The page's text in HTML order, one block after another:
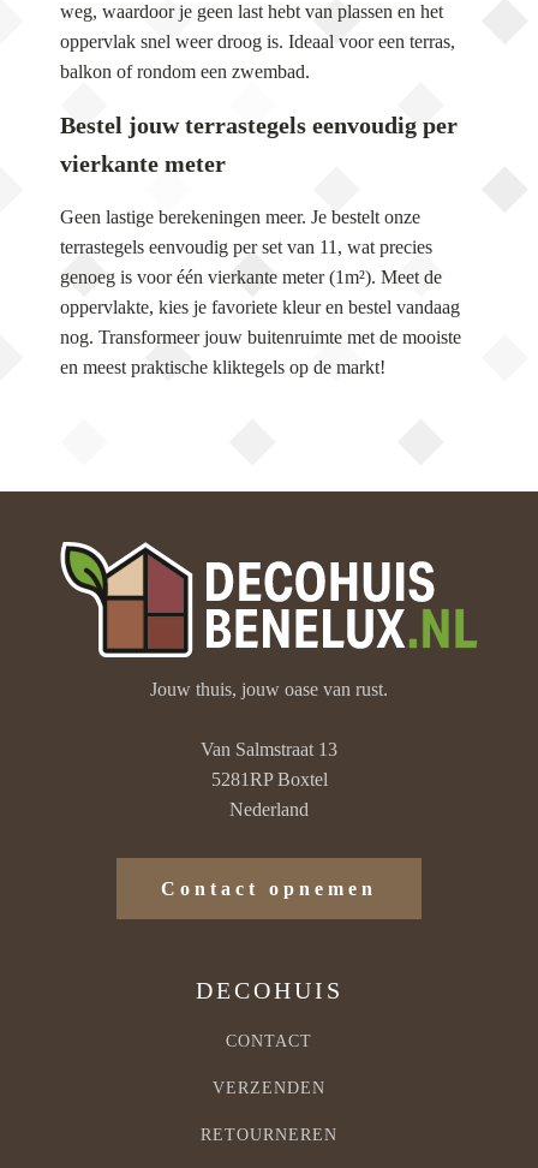
weg, waardoor je geen last hebt van plassen en het
oppervlak snel weer droog is. Ideaal voor een terras,
balkon of rondom een zwembad.
Bestel jouw terrastegels eenvoudig per
vierkante meter
Geen lastige berekeningen meer. Je bestelt onze
terrastegels eenvoudig per set van 11, wat precies
genoeg is voor één vierkante meter (1m²). Meet de
oppervlakte, kies je favoriete kleur en bestel vandaag
nog. Transformeer jouw buitenruimte met de mooiste
en meest praktische kliktegels op de markt!
Jouw thuis, jouw oase van rust.
Van Salmstraat 13
5281RP Boxtel
Nederland
Contact opnemen
DECOHUIS
CONTACT
VERZENDEN
RETOURNEREN